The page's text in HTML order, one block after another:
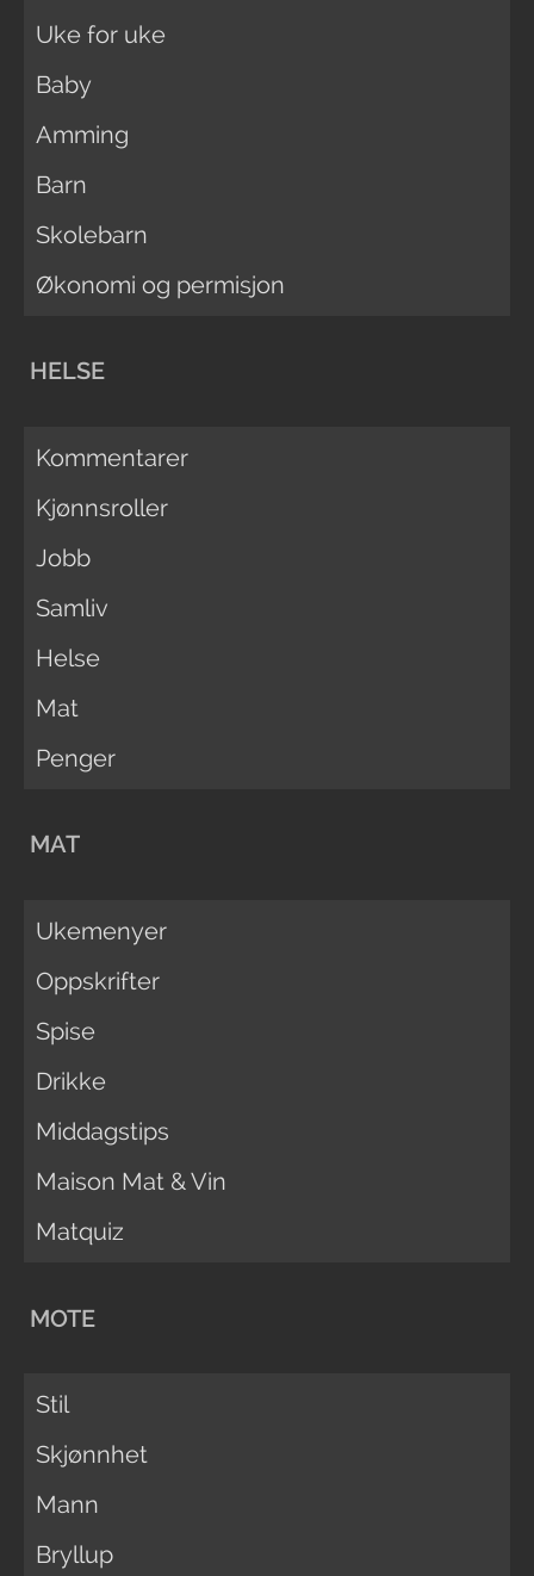
Uke for uke
Baby
Amming
Barn
Skolebarn
Økonomi og permisjon
HELSE
Kommentarer
Kjønnsroller
Jobb
Samliv
Helse
Mat
Penger
MAT
Ukemenyer
Oppskrifter
Spise
Drikke
Middagstips
Maison Mat & Vin
Matquiz
MOTE
Stil
Skjønnhet
Mann
Bryllup